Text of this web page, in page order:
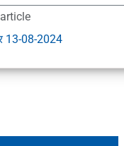
13-08-2024